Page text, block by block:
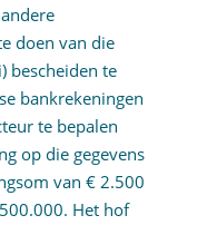
doen van die
bescheiden te
bankrekeningen
te bepalen
op die gegevens
van € 2.500
Het hof